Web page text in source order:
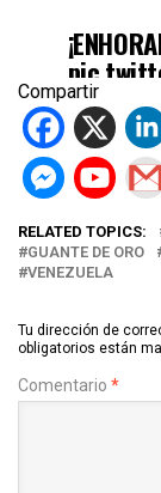
— MLB
Compartir
RELATED TOPICS:
GUANTE DE ORO
VENEZUELA
Tu dirección de
obligatorios están
Comentario *